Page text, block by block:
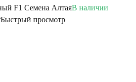
В наличии
Быстрый просмотр